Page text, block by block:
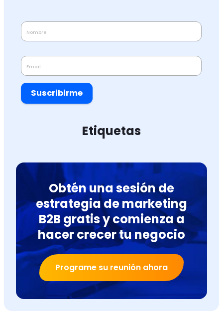
Suscribirme
Etiquetas
Obtén una sesión de
estrategia de marketing
B2B gratis y comienza a
hacer crecer tu negocio
Programe su reunión ahora